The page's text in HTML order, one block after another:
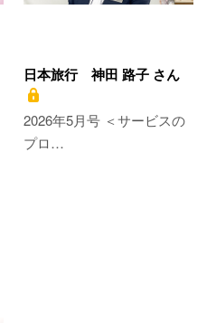
日本旅行 神田 路子 さん
2026年5月号 ＜サービスの
プロ…